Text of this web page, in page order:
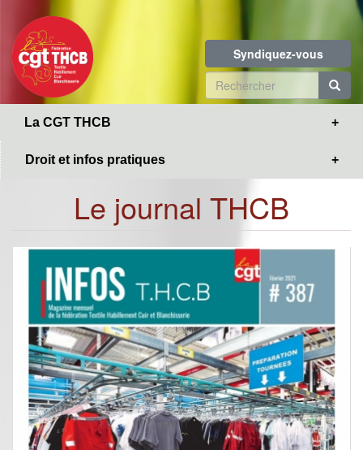
contenu
principal
Syndiquez-vous
Formulaire
de
La CGT THCB
Droit et infos pratiques
Le journal THCB